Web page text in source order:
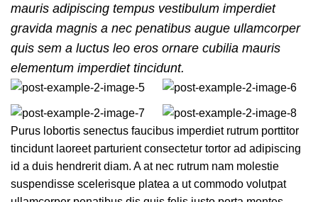
mauris adipiscing tempus vestibulum imperdiet
gravida magnis a nec penatibus augue ullamcorper
quis sem a luctus leo eros ornare cubilia mauris
elementum imperdiet tincidunt.
Purus lobortis senectus faucibus imperdiet rutrum porttitor
tincidunt laoreet parturient consectetur tortor ad adipiscing
id a duis hendrerit diam. A at nec rutrum nam molestie
suspendisse scelerisque platea a ut commodo volutpat